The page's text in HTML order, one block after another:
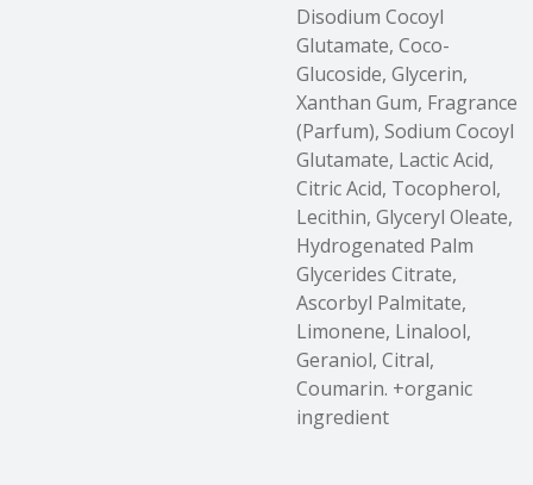
Disodium Cocoyl
Glutamate, Coco-
Glucoside, Glycerin,
Xanthan Gum, Fragrance
(Parfum), Sodium Cocoyl
Glutamate, Lactic Acid,
Citric Acid, Tocopherol,
Lecithin, Glyceryl Oleate,
Hydrogenated Palm
Glycerides Citrate,
Ascorbyl Palmitate,
Limonene, Linalool,
Geraniol, Citral,
Coumarin. +organic
ingredient